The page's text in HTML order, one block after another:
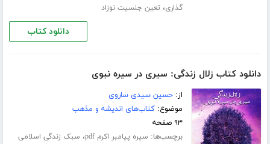
گذاری، تعین جنسیت نوزاد
دانلود کتاب
دانلود کتاب زلال زندگی: سیری در سیره نبوی
از:حسین سیدی ساروی
موضوع:کتاب‌های اندیشه و مذهب
۹۳ صفحه
برچسب‌ها: سیره پیامبر اکرم pdf ، سبک زندگی اسلامی